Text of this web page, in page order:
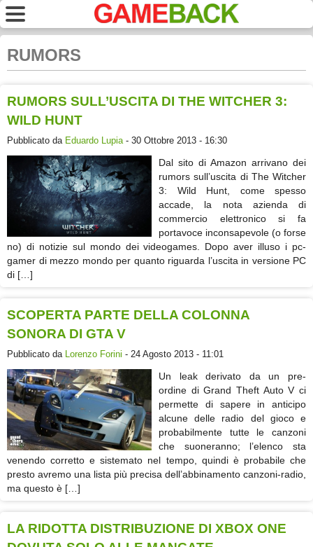
RUMORS
RUMORS SULL’USCITA DI THE WITCHER 3:
WILD HUNT
Pubblicato da Eduardo Lupia- 30 Ottobre 2013 - 16:30
Dal sito di Amazon arrivano dei
rumors sull’uscita di The Witcher
3: Wild Hunt, come spesso
accade, la nota azienda di
commercio elettronico si fa
portavoce inconsapevole (o forse
no) di notizie sul mondo dei videogames. Dopo aver illuso i pc-
gamer di mezzo mondo per quanto riguarda l’uscita in versione PC
di […]
SCOPERTA PARTE DELLA COLONNA
SONORA DI GTA V
Pubblicato da Lorenzo Forini - 24 Agosto 2013 - 11:01
Un leak derivato da un pre-
ordine di Grand Theft Auto V ci
permette di sapere in anticipo
alcune delle radio del gioco e
probabilmente tutte le canzoni
che suoneranno; l’elenco sta
venendo corretto e sistemato nel tempo, quindi è probabile che
presto avremo una lista più precisa dell’abbinamento canzoni-radio,
ma questo è […]
LA RIDOTTA DISTRIBUZIONE DI XBOX ONE